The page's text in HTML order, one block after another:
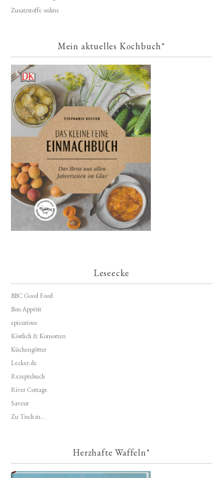
Zusatzstoffe online
Mein aktuelles Kochbuch*
Leseecke
BBC Good Food
Bon Appétit
epicurious
Köstlich & Konsorten
Küchengötter
Lecker.de
Rezeptebuch
River Cottage
Saveur
Zu Tisch in...
Herzhafte Waffeln*